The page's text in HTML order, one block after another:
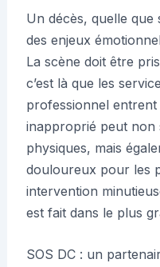
Un décès, quelle que
des enjeux
La scène doit être
c’est là que les
professionnel
inapproprié peut non
physiques, mais
douloureux pour les
intervention
est fait dans le plus
SOS DC : un